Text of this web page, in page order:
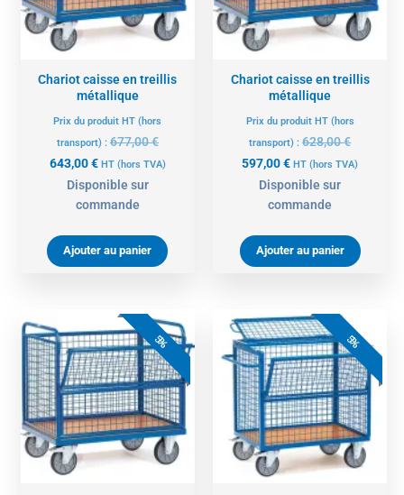
Chariot caisse en treillis
métallique
Prix du produit HT (hors
transport) : 677,00€
643,00€ HT (hors TVA)
Disponible sur
commande
Ajouter au panier
Chariot caisse en treillis
métallique
Prix du produit HT (hors
transport) :628,00€
597,00€ HT (hors TVA)
Disponible sur
commande
Ajouter au panier
5%
Le
prix
initial
était :
942,00 €.
prix
actuel
est :
895,00 €.
5%
prix
initial
était :
879,00 €.
Le
prix
actuel
est :
835,00 €.